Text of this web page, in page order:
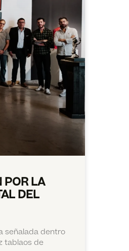
POR LA
DEL
señalada dentro
tablaos de